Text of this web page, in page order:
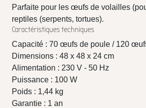
Parfaite pour les œufs de volailles
reptiles (serpents, tortues).
Caractéristiques techniques
Capacité : 70 œufs de poule / 120
Dimensions : 48 x 48 x 24 cm
Alimentation : 230 V - 50 Hz
Puissance : 100 W
Poids : 1,44 kg
Garantie : 1 an